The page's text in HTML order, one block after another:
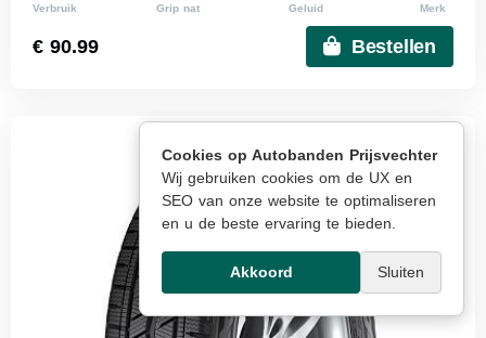
Cookies op Autobanden Prijsvechter
Wij gebruiken cookies om de UX en
SEO van onze website te optimaliseren
en u de beste ervaring te bieden.
Akkoord Sluiten
Verbruik Grip nat Geluid Merk
€ 90.99 Bestellen